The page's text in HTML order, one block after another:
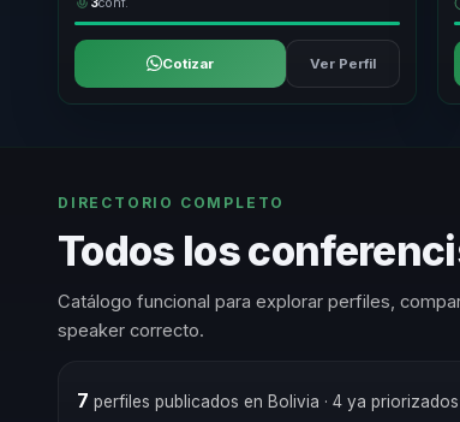
Cotizar Ver Perfil
DIRECTORIO COMPLETO
Todos los
Catálogo funcional para explorar perfiles,
speaker correcto.
7 perfiles publicados en Bolivia · 4 ya